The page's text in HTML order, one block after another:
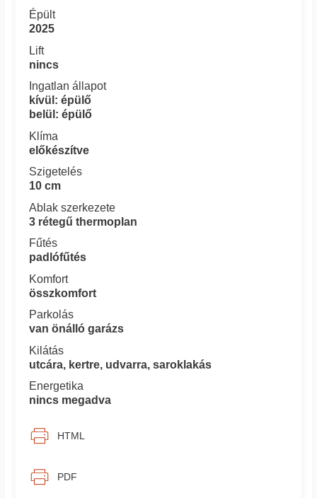
Épült
2025
Lift
nincs
Ingatlan állapot
kívül: épülő
belül: épülő
Klíma
előkészítve
Szigetelés
10 cm
Ablak szerkezete
3 rétegű thermoplan
Fűtés
padlófűtés
Komfort
összkomfort
Parkolás
van önálló garázs
Kilátás
utcára, kertre, udvarra, saroklakás
Energetika
nincs megadva
HTML
PDF